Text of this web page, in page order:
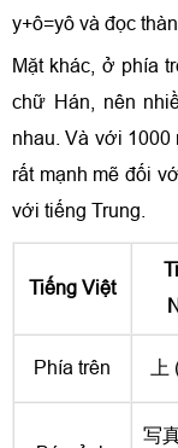
y+ô=yô và đọc
Mặt khác, ở phía
chữ Hán, nên
nhau. Và với 1000
rất mạnh mẽ đối
với tiếng Trung.
Tiếng Việt
Phía trên
写